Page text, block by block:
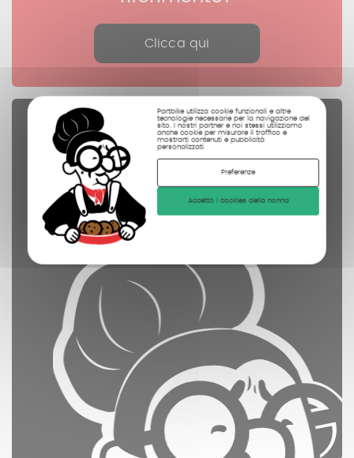
Partbike utilizza cookie funzionali e altre
tecnologie necessarie per la navigazione del
sito. I nostri partner e noi stessi utilizziamo
anche cookie per misurare il traffico e
mostrarti contenuti e pubblicità
personalizzati.
Preferenze
Accetto i cookies della nonna
Clicca qui
Pezzi di ricambio
controllate
pulite
fotografate